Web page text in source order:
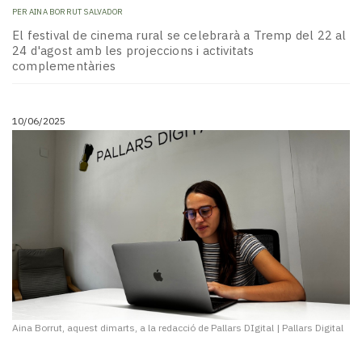
PER AINA BORRUT SALVADOR
El festival de cinema rural se celebrarà a Tremp del 22 al
24 d'agost amb les projeccions i activitats
complementàries
10/06/2025
Aina Borrut, aquest dimarts, a la redacció de Pallars DIgital | Pallars Digital